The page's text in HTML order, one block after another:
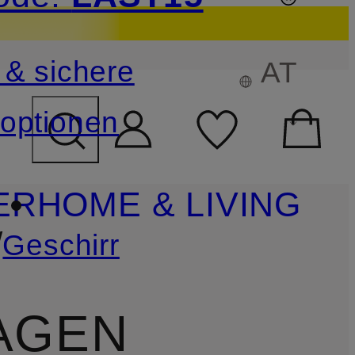
ÜBERSPRINGEN
sichere
AT
HOME & LIVING
Geschirr